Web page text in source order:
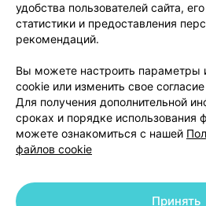
Размещение рекламы
Публичный договор
Способы оплаты
Написать
Написать в
Персональные
удобства пользователей сайта,
статистики и предоставления
рекомендаций.
Вы можете настроить параметры
cookie или изменить свое
Для получения дополнительной
сроках и порядке использования
можете ознакомиться с нашей
файлов cookie
Принять